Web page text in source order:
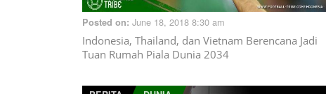
Posted on: June 18, 2018 8:30 am
Indonesia, Thailand, dan Vietnam Berencana Jadi
Tuan Rumah Piala Dunia 2034